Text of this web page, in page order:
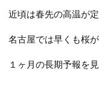
近頃は春先の高温が
名古屋では早くも桜
１ヶ月の長期予報を